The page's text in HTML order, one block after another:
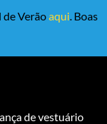
de Verãoaqui. Boas
de vestuário